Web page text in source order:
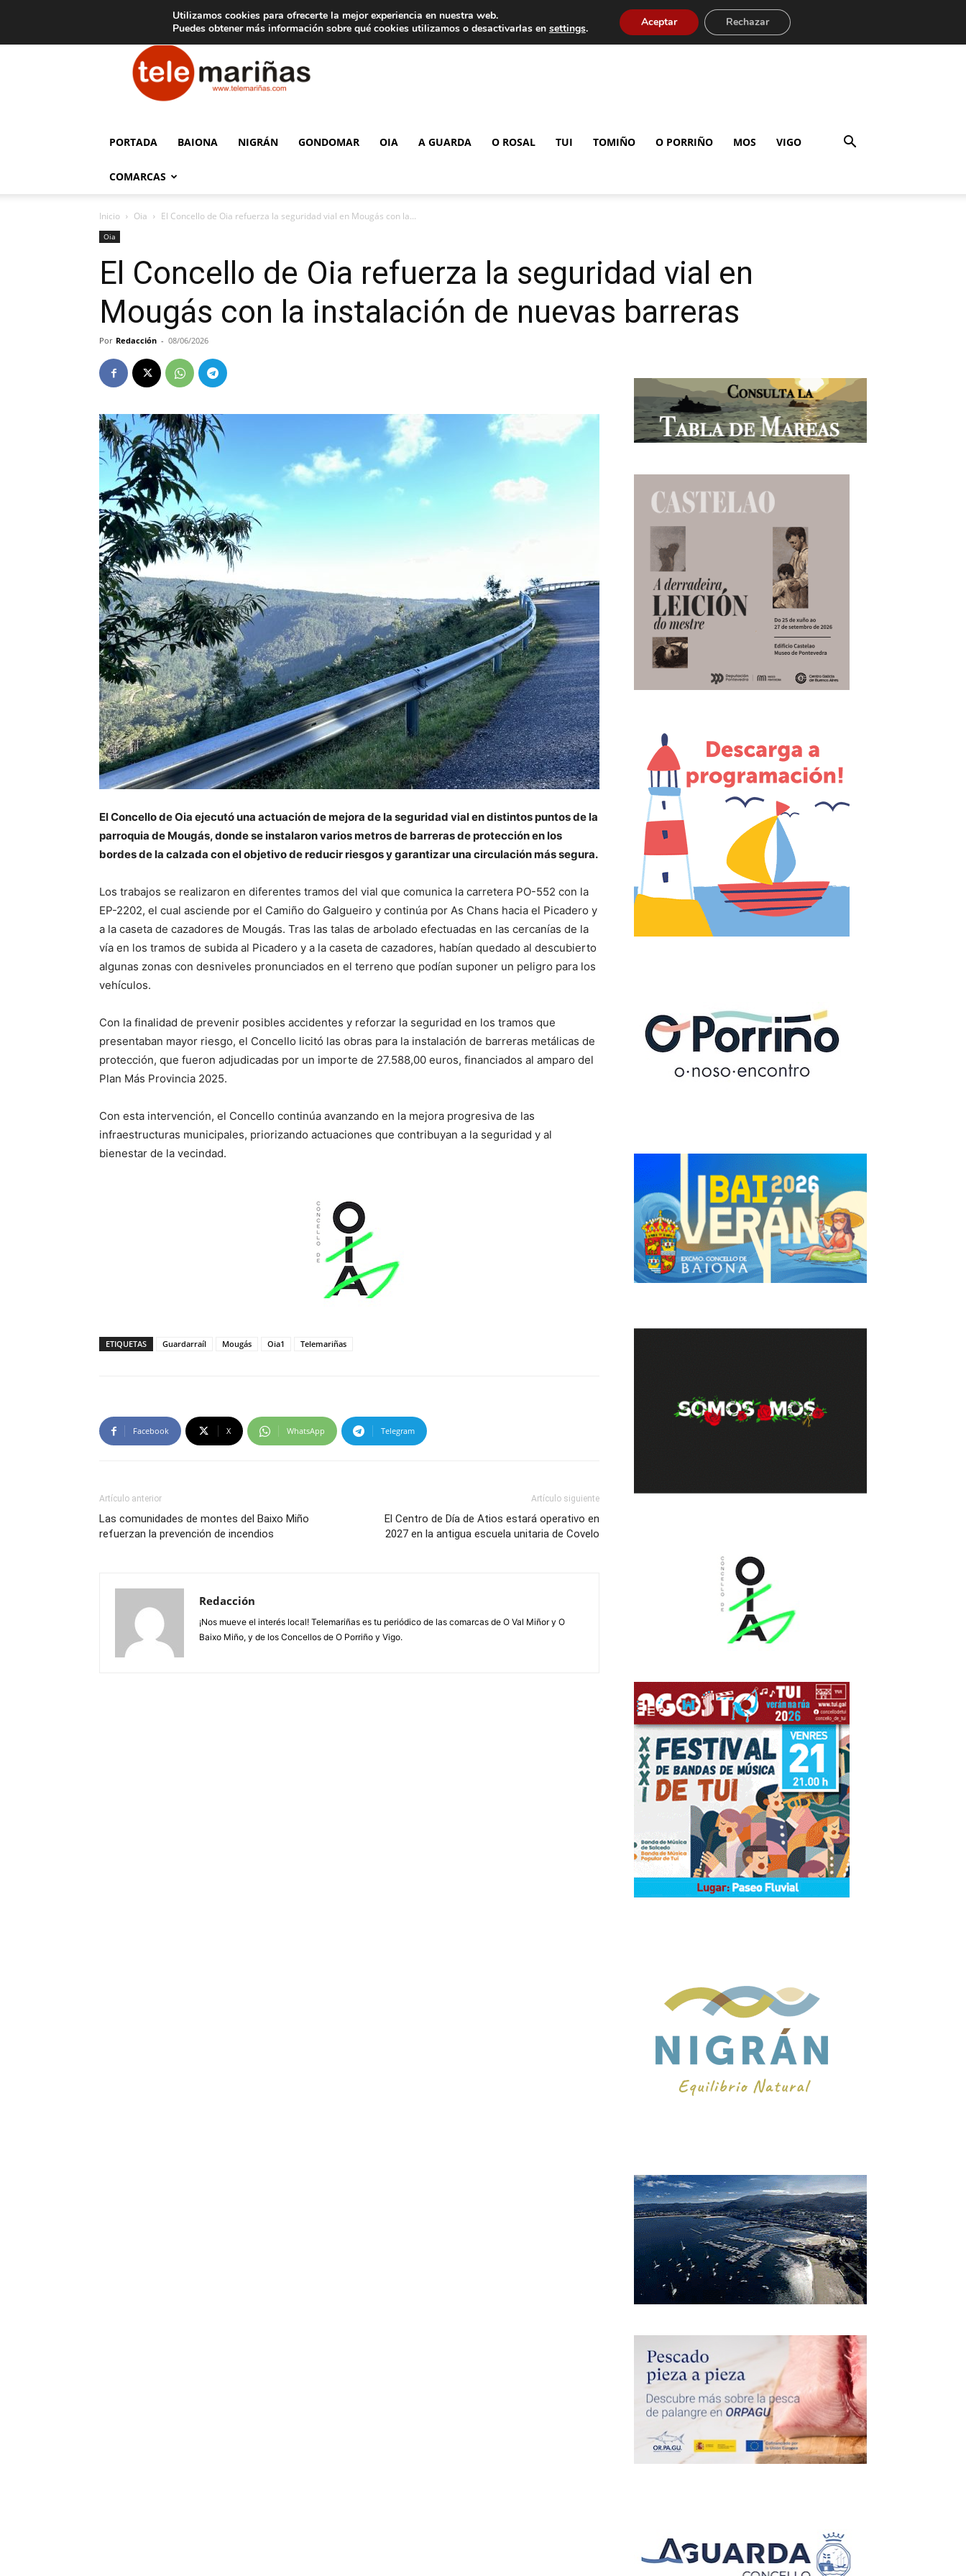
Aviso legal Tarifas de publicidad
Telemariñas
PORTADA BAIONA NIGRÁN GONDOMAR OIA A GUARDA O ROSAL TUI TOMIÑO O PORRIÑO MOS VIGO
COMARCAS
Inicio Oia El Concello de Oia refuerza la seguridad vial en Mougás con la...
Oia
El Concello de Oia refuerza la seguridad vial en
Mougás con la instalación de nuevas barreras
Por Redacción - 08/06/2026
El Concello de Oia ejecutó una actuación de mejora de la seguridad vial en distintos puntos de la
parroquia de Mougás, donde se instalaron varios metros de barreras de protección en los
bordes de la calzada con el objetivo de reducir riesgos y garantizar una circulación más segura.
Los trabajos se realizaron en diferentes tramos del vial que comunica la carretera PO-552 con la
EP-2202, el cual asciende por el Camiño do Galgueiro y continúa por As Chans hacia el Picadero y
a la caseta de cazadores de Mougás. Tras las talas de arbolado efectuadas en las cercanías de la
vía en los tramos de subida al Picadero y a la caseta de cazadores, habían quedado al descubierto
algunas zonas con desniveles pronunciados en el terreno que podían suponer un peligro para los
vehículos.
Con la finalidad de prevenir posibles accidentes y reforzar la seguridad en los tramos que
presentaban mayor riesgo, el Concello licitó las obras para la instalación de barreras metálicas de
protección, que fueron adjudicadas por un importe de 27.588,00 euros, financiados al amparo del
Plan Más Provincia 2025.
Con esta intervención, el Concello continúa avanzando en la mejora progresiva de las
infraestructuras municipales, priorizando actuaciones que contribuyan a la seguridad y al
bienestar de la vecindad.
ETIQUETAS Guardarraíl Mougás Oia1 Telemariñas
Facebook X WhatsApp Telegram
Artículo anterior
Las comunidades de montes del Baixo Miño
refuerzan la prevención de incendios
Artículo siguiente
El Centro de Día de Atios estará operativo en
2027 en la antigua escuela unitaria de Covelo
Redacción
¡Nos mueve el interés local! Telemariñas es tu periódico de las comarcas de O Val Miñor y O
Baixo Miño, y de los Concellos de O Porriño y Vigo.
Utilizamos cookies para ofrecerte la mejor experiencia en nuestra web.
Puedes obtener más información sobre qué cookies utilizamos o desactivarlas en settings. Aceptar Rechazar